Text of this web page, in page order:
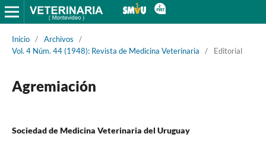
Inicio / Archivos
/
Vol. 4 Núm. 44 (1948): Revista de Medicina Veterinaria
/ Editorial
Agremiación
Sociedad de Medicina Veterinaria del Uruguay